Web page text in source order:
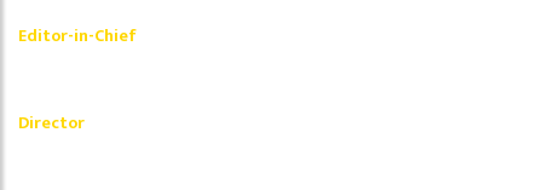
Editor-in-Chief
Director